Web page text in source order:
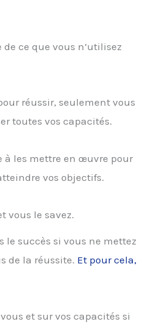
de ce que vous n’utilisez
réussir, seulement vous
toutes vos capacités.
à les mettre en œuvre pour
vos objectifs.
vous le savez.
le succès si vous ne mettez
de la réussite. Et pour cela,
et sur vos capacités si